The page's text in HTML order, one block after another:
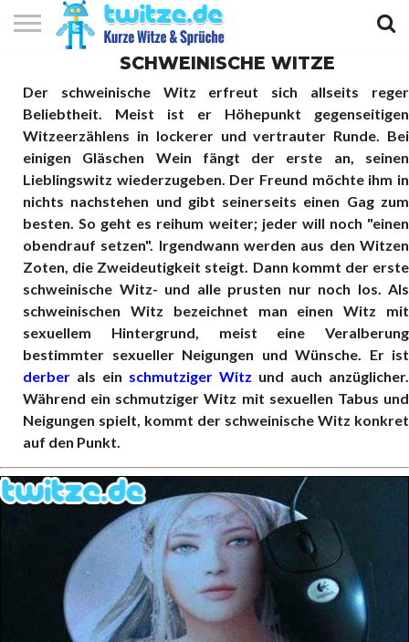
WITZE
SPRÜCHE
GEDICHTE
10
SCHWEINISCHE WITZE
Der schweinische Witz erfreut sich allseits reger
Beliebtheit. Meist ist er Höhepunkt gegenseitigen
Witzeerzählens in lockerer und vertrauter Runde. Bei
einigen Gläschen Wein fängt der erste an, seinen
Lieblingswitz wiederzugeben. Der Freund möchte ihm in
nichts nachstehen und gibt seinerseits einen Gag zum
besten. So geht es reihum weiter; jeder will noch "einen
obendrauf setzen". Irgendwann werden aus den Witzen
Zoten, die Zweideutigkeit steigt. Dann kommt der erste
schweinische Witz- und alle prusten nur noch los. Als
schweinischen Witz bezeichnet man einen Witz mit
sexuellem Hintergrund, meist eine Veralberung
bestimmter sexueller Neigungen und Wünsche. Er ist
derber als ein schmutziger Witz und auch anzüglicher.
Während ein schmutziger Witz mit sexuellen Tabus und
Neigungen spielt, kommt der schweinische Witz konkret
auf den Punkt.